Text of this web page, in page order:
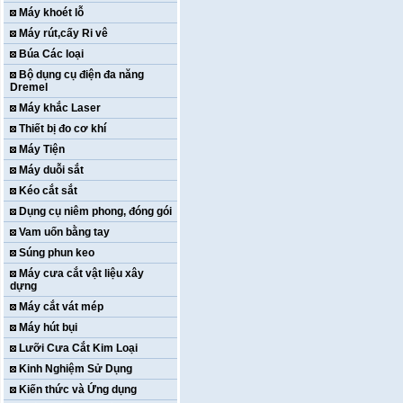
Máy khoét lỗ
Máy rút,cấy Ri vê
Búa Các loại
Bộ dụng cụ điện đa năng
Dremel
Máy khắc Laser
Thiết bị đo cơ khí
Máy Tiện
Máy duỗi sắt
Kéo cắt sắt
Dụng cụ niêm phong, đóng gói
Vam uốn bằng tay
Súng phun keo
Máy cưa cắt vật liệu xây
dựng
Máy cắt vát mép
Máy hút bụi
Lưỡi Cưa Cắt Kim Loại
Kinh Nghiệm Sử Dụng
Kiến thức và Ứng dụng